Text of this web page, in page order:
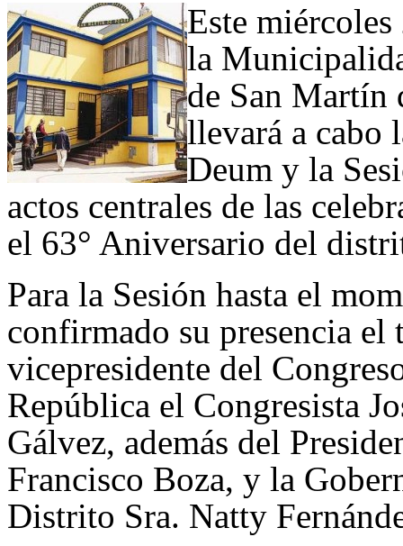
Este
la
de San Martín
llevará a cabo
Deum y la
actos centrales de las
el 63° Aniversario del
Para la Sesión hasta el
confirmado su presencia el
vicepresidente del
República el Congresista
Gálvez, además del
Francisco Boza, y la
Distrito Sra. Natty